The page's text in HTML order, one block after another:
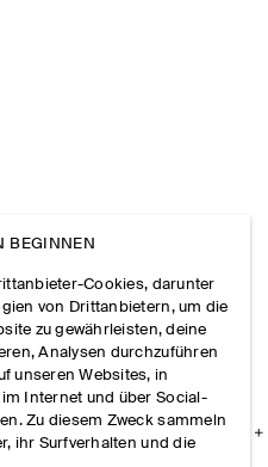
BEGINNEN
Cookies, darunter
von Drittanbietern, um die
zu gewährleisten, deine
Analysen durchzuführen
unseren Websites, in
Internet und über Social-
Zu diesem Zweck sammeln
ihr Surfverhalten und die